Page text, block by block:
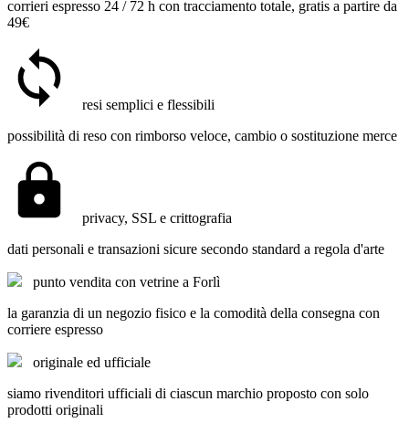
corrieri espresso 24 / 72 h con tracciamento totale, gratis a partire da
49€
resi semplici e flessibili
possibilità di reso con rimborso veloce, cambio o sostituzione merce
privacy, SSL e crittografia
dati personali e transazioni sicure secondo standard a regola d'arte
punto vendita con vetrine a Forlì
la garanzia di un negozio fisico e la comodità della consegna con
corriere espresso
originale ed ufficiale
siamo rivenditori ufficiali di ciascun marchio proposto con solo
prodotti originali